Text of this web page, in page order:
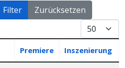
Filter Zurücksetzen
Anzeige #
Premiere Inszenierung